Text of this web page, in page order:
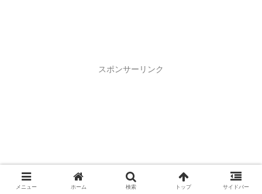
スポンサーリンク
メニュー ホーム 検索 トップ サイドバー